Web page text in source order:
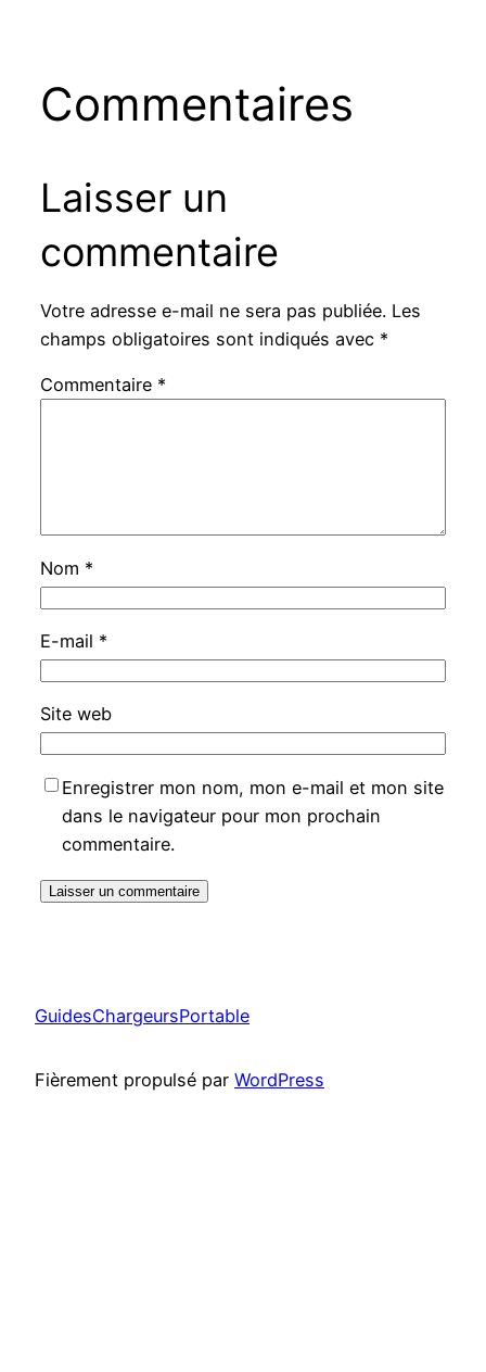
Commentaires
Laisser un
commentaire
Votre adresse e-mail ne sera pas publiée. Les
champs obligatoires sont indiqués avec *
Commentaire *
Nom *
E-mail *
Site web
Enregistrer mon nom, mon e-mail et mon site
dans le navigateur pour mon prochain
commentaire.
GuidesChargeursPortable
Fièrement propulsé par WordPress